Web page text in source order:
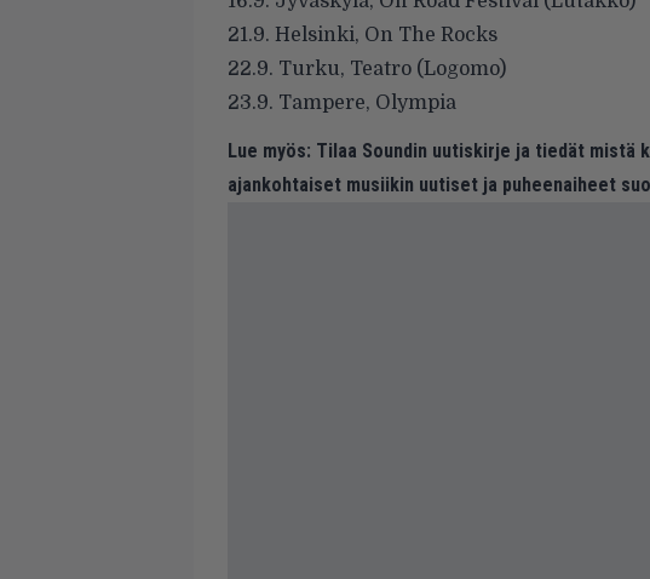
21.9. Helsinki, On The Rocks
22.9. Turku, Teatro (Logomo)
23.9. Tampere, Olympia
Lue myös: Tilaa Soundin uutiskirje ja tiedät mistä
ajankohtaiset musiikin uutiset ja puheenaiheet